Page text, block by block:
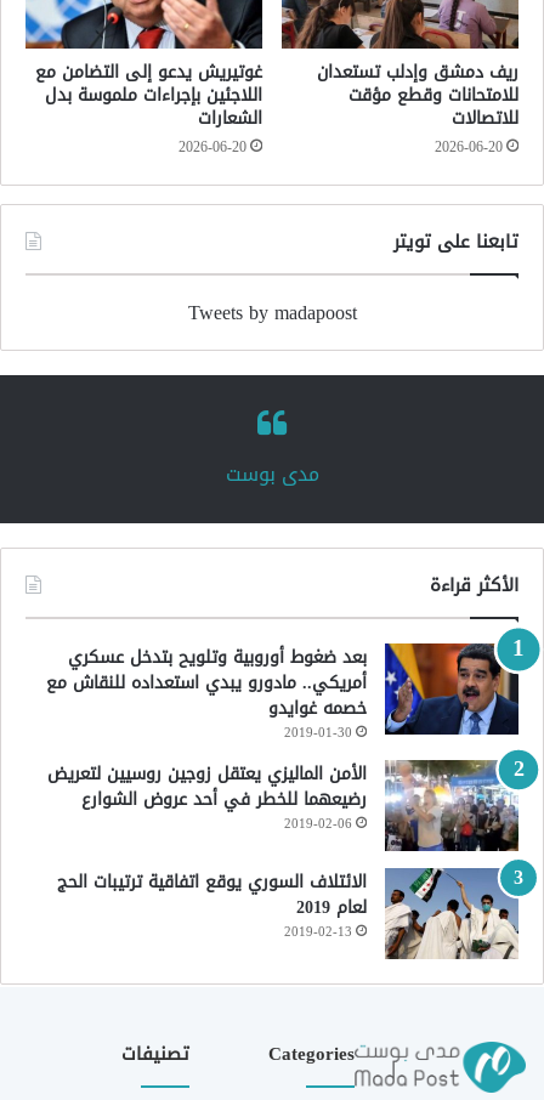
ريف دمشق وإدلب تستعدان
للامتحانات وقطع مؤقت
للاتصالات
2026-06-20
غوتيريش يدعو إلى التضامن مع
اللاجئين بإجراءات ملموسة بدل
الشعارات
2026-06-20
تابعنا على تويتر
Tweets by madapoost
‏مدى بوست‏
الأكثر قراءة
بعد ضغوط أوروبية وتلويح بتدخل عسكري
أمريكي.. مادورو يبدي استعداده للنقاش مع
خصمه غوايدو
2019-01-30
الأمن الماليزي يعتقل زوجين روسيين لتعريض
رضيعهما للخطر في أحد عروض الشوارع
2019-02-06
الائتلاف السوري يوقع اتفاقية ترتيبات الحج
لعام 2019
2019-02-13
Categories تصنيفات